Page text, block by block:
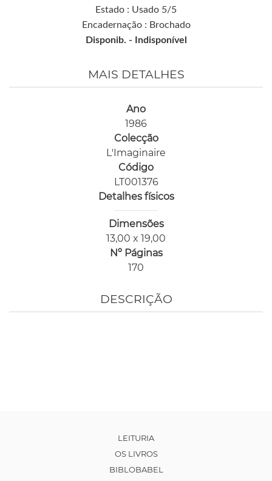
Estado : Usado 5/5
Encadernação : Brochado
Disponib. - Indisponível
MAIS DETALHES
Ano
1986
Colecção
L'Imaginaire
Código
LT001376
Detalhes físicos
Dimensões
13,00 x 19,00
Nº Páginas
170
DESCRIÇÃO
LEITURIA
OS LIVROS
BIBLOBABEL